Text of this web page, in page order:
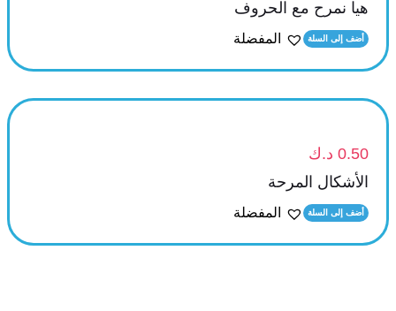
هيا نمرح مع الحروف
أضف إلى السلة المفضلة
0.50 د.ك
الأشكال المرحة
أضف إلى السلة المفضلة